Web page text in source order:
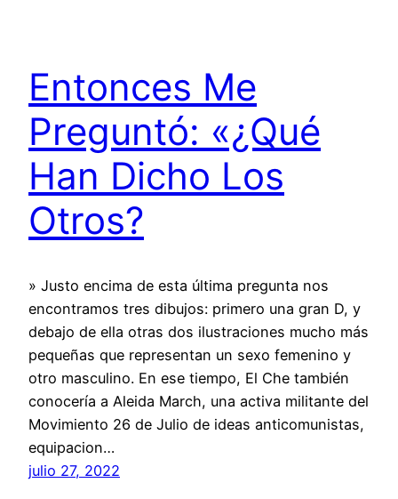
Entonces Me
Preguntó: «¿Qué
Han Dicho Los
Otros?
» Justo encima de esta última pregunta nos
encontramos tres dibujos: primero una gran D, y
debajo de ella otras dos ilustraciones mucho más
pequeñas que representan un sexo femenino y
otro masculino. En ese tiempo, El Che también
conocería a Aleida March, una activa militante del
Movimiento 26 de Julio de ideas anticomunistas,
equipacion…
julio 27, 2022